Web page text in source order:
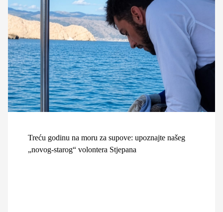
Treću godinu na moru za supove: upoznajte našeg
„novog-starog“ volontera Stjepana